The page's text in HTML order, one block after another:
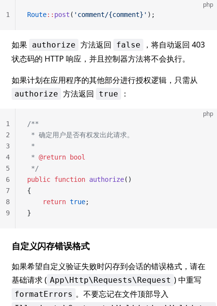
php
Route:: post ( 'comment/{comment}' );
1
如果 authorize 方法返回 false
，将自动返回 403
状态码的 HTTP 响应，并且控制器方法将不会执行。
如果计划在应用程序的其他部分进行授权逻辑，只需从
authorize 方法返回 true ：
php
/**
* 确定用户是否有权发出此请求。
*
* @return bool
*/
public function authorize()
{
    return
true;
}
1
2
3
4
5
6
7
8
9
自定义闪存错误格式
如果希望自定义验证失败时闪存到会话的错误格式，请在
基础请求 ( App\Http\Requests\Request ) 中重写
formatErrors 。不要忘记在文件顶部导入